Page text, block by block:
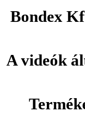
Bondex
A videók